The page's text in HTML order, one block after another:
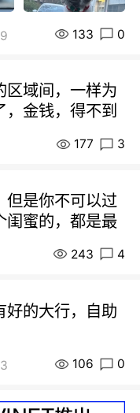
133 0
区域间，一样为
金钱，得不到
177 3
但是你不可以过
闺蜜的，都是最
243 4
好的大行，自助
106 0